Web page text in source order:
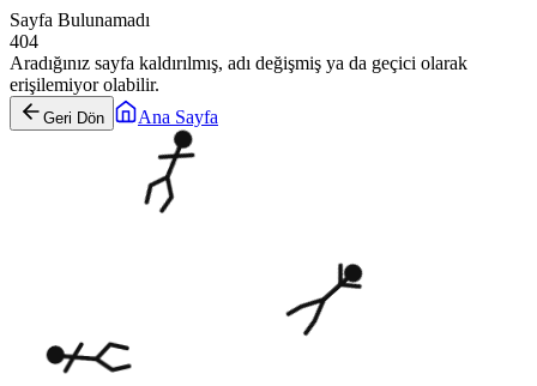
Sayfa Bulunamadı
404
Aradığınız sayfa kaldırılmış, adı değişmiş ya da geçici olarak
erişilemiyor olabilir.
Geri Dön Ana Sayfa